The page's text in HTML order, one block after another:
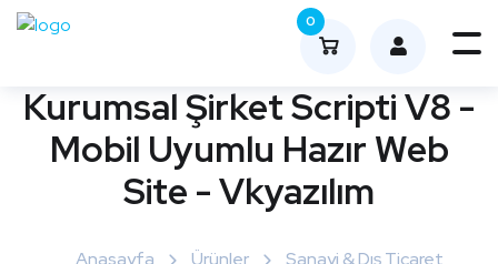
0
Me
Kurumsal Şirket Scripti V8 -
Mobil Uyumlu Hazır Web
Site - Vkyazılım
Anasayfa Ürünler Sanayi & Dış Ticaret